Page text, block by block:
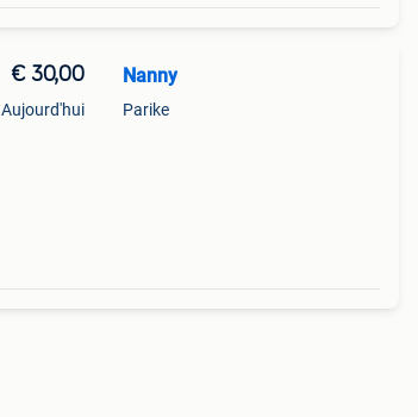
€ 30,00
Aujourd'hui
Nanny
Parike